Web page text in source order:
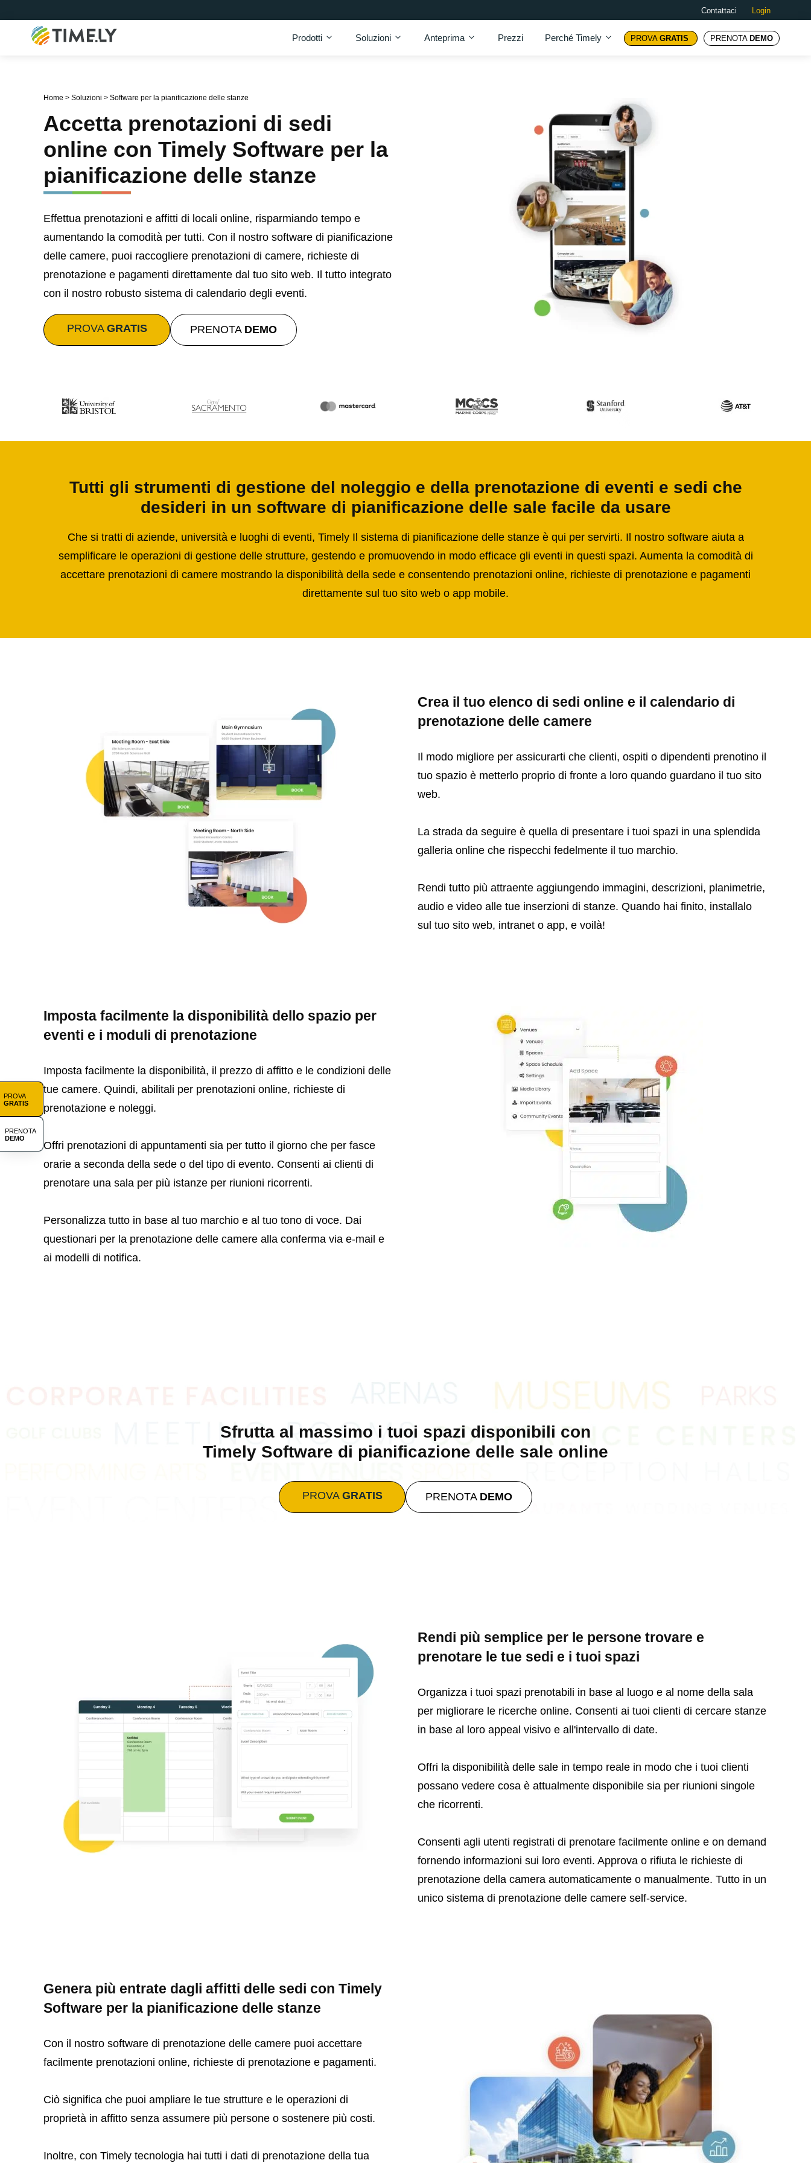
Contattaci Login
Timely
Prodotti Soluzioni Anteprima Prezzi Perché Timely PROVA GRATIS PRENOTA DEMO
PROVA
GRATIS
PRENOTA
DEMO
Home > Soluzioni > Software per la pianificazione delle stanze
Accetta prenotazioni di sedi
online con Timely Software per la
pianificazione delle stanze
Effettua prenotazioni e affitti di locali online, risparmiando tempo e
aumentando la comodità per tutti. Con il nostro software di pianificazione
delle camere, puoi raccogliere prenotazioni di camere, richieste di
prenotazione e pagamenti direttamente dal tuo sito web. Il tutto integrato
con il nostro robusto sistema di calendario degli eventi.
PROVA GRATIS PRENOTA DEMO
Tutti gli strumenti di gestione del noleggio e della prenotazione di eventi e sedi che
desideri in un software di pianificazione delle sale facile da usare
Che si tratti di aziende, università e luoghi di eventi, Timely Il sistema di pianificazione delle stanze è qui per servirti. Il nostro software aiuta a
semplificare le operazioni di gestione delle strutture, gestendo e promuovendo in modo efficace gli eventi in questi spazi. Aumenta la comodità di
accettare prenotazioni di camere mostrando la disponibilità della sede e consentendo prenotazioni online, richieste di prenotazione e pagamenti
direttamente sul tuo sito web o app mobile.
Crea il tuo elenco di sedi online e il calendario di
prenotazione delle camere
Il modo migliore per assicurarti che clienti, ospiti o dipendenti prenotino il
tuo spazio è metterlo proprio di fronte a loro quando guardano il tuo sito
web.
La strada da seguire è quella di presentare i tuoi spazi in una splendida
galleria online che rispecchi fedelmente il tuo marchio.
Rendi tutto più attraente aggiungendo immagini, descrizioni, planimetrie,
audio e video alle tue inserzioni di stanze. Quando hai finito, installalo
sul tuo sito web, intranet o app, e voilà!
Imposta facilmente la disponibilità dello spazio per
eventi e i moduli di prenotazione
Imposta facilmente la disponibilità, il prezzo di affitto e le condizioni delle
tue camere. Quindi, abilitali per prenotazioni online, richieste di
prenotazione e noleggi.
Offri prenotazioni di appuntamenti sia per tutto il giorno che per fasce
orarie a seconda della sede o del tipo di evento. Consenti ai clienti di
prenotare una sala per più istanze per riunioni ricorrenti.
Personalizza tutto in base al tuo marchio e al tuo tono di voce. Dai
questionari per la prenotazione delle camere alla conferma via e-mail e
ai modelli di notifica.
Sfrutta al massimo i tuoi spazi disponibili con
Timely Software di pianificazione delle sale online
PROVA GRATIS PRENOTA DEMO
Rendi più semplice per le persone trovare e
prenotare le tue sedi e i tuoi spazi
Organizza i tuoi spazi prenotabili in base al luogo e al nome della sala
per migliorare le ricerche online. Consenti ai tuoi clienti di cercare stanze
in base al loro appeal visivo e all'intervallo di date.
Offri la disponibilità delle sale in tempo reale in modo che i tuoi clienti
possano vedere cosa è attualmente disponibile sia per riunioni singole
che ricorrenti.
Consenti agli utenti registrati di prenotare facilmente online e on demand
fornendo informazioni sui loro eventi. Approva o rifiuta le richieste di
prenotazione della camera automaticamente o manualmente. Tutto in un
unico sistema di prenotazione delle camere self-service.
Genera più entrate dagli affitti delle sedi con Timely
Software per la pianificazione delle stanze
Con il nostro software di prenotazione delle camere puoi accettare
facilmente prenotazioni online, richieste di prenotazione e pagamenti.
Ciò significa che puoi ampliare le tue strutture e le operazioni di
proprietà in affitto senza assumere più persone o sostenere più costi.
Inoltre, con Timely tecnologia hai tutti i dati di prenotazione della tua